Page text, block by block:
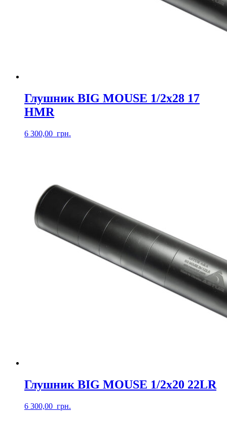
Глушник BIG MOUSE 1/2х28 17
HMR
6 300,00 грн.
Глушник BIG MOUSE 1/2х20 22LR
6 300,00 грн.